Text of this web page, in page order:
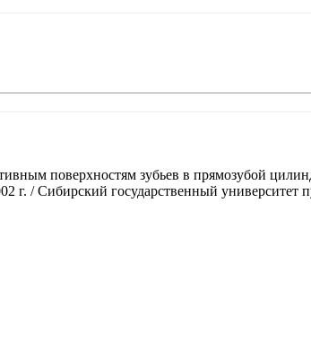
поверхностям зубьев в прямозубой
г. / Сибирский государственный